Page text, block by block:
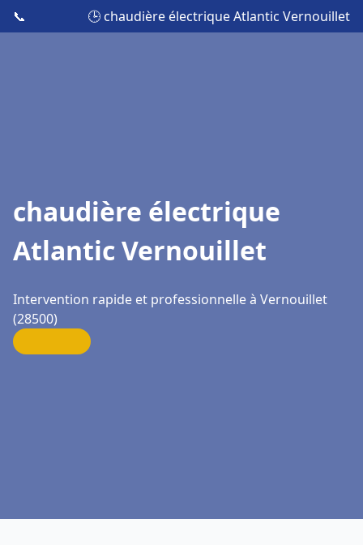
📞 🕒 chaudière électrique Atlantic Vernouillet
chaudière électrique
Atlantic Vernouillet
Intervention rapide et professionnelle à Vernouillet
(28500)